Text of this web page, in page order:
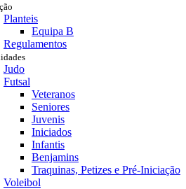
Planteis
Equipa B
Regulamentos
Judo
Futsal
Veteranos
Seniores
Juvenis
Iniciados
Infantis
Benjamins
Traquinas, Petizes e Pré-Iniciação
Voleibol